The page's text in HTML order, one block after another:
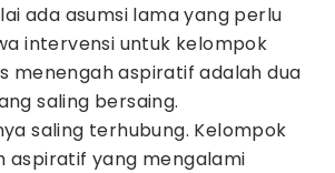
ada asumsi lama yang perlu
intervensi untuk kelompok
menengah aspiratif adalah dua
saling bersaing.
saling terhubung. Kelompok
aspiratif yang mengalami